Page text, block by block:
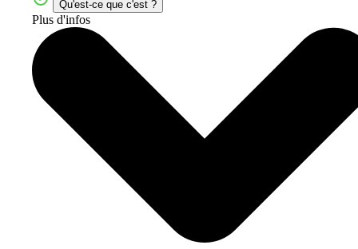
Qu'est-ce que c'est ?
Plus d'infos